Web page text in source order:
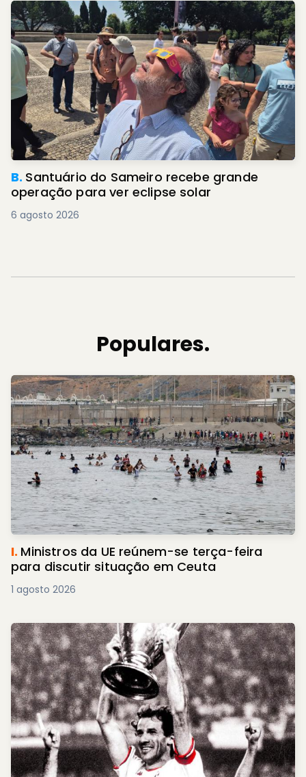
B. Santuário do Sameiro recebe grande
operação para ver eclipse solar
6 agosto 2026
Populares.
I. Ministros da UE reúnem-se terça-feira
para discutir situação em Ceuta
1 agosto 2026